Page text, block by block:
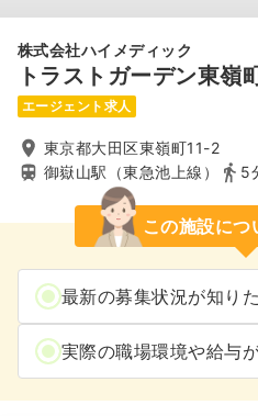
株式会社ハイメディック
トラストガーデン東嶺
エージェント求人
東京都大田区東嶺町11-2
御嶽山駅（東急池上線）
5
この施設につ
最新の募集状況が知り
実際の職場環境や給与